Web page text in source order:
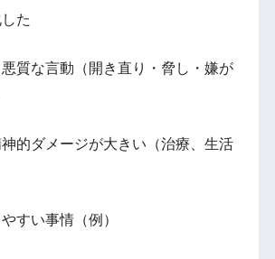
た
悪質な言動（開き直り・脅し・嫌が
神的ダメージが大きい（治療、生活
すい事情（例）